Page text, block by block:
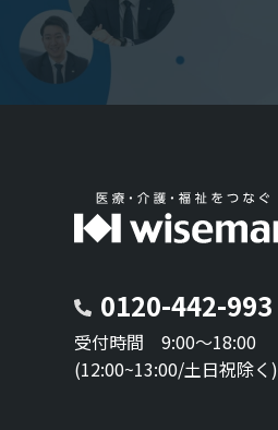
0120-442-993
受付時間 9:00～18:00
(12:00~13:00/土日祝除く)